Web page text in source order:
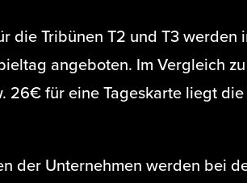
die Tribünen T2 und T3 werden
angeboten. Im Vergleich
26€ für eine Tageskarte liegt die
der Unternehmen werden bei